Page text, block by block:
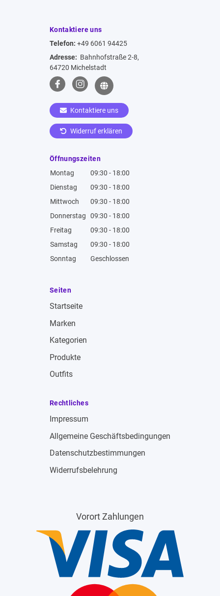
Kontaktiere uns
Telefon: +49 6061 94425
Adresse: Bahnhofstraße 2-8,
64720 Michelstadt
Kontaktiere uns
Widerruf erklären
Öffnungszeiten
Montag
09:30 - 18:00
Dienstag
09:30 - 18:00
Mittwoch
09:30 - 18:00
Donnerstag
09:30 - 18:00
Freitag
09:30 - 18:00
Samstag
09:30 - 18:00
Sonntag
Geschlossen
Seiten
Startseite
Marken
Kategorien
Produkte
Outfits
Rechtliches
Impressum
Allgemeine Geschäftsbedingungen
Datenschutzbestimmungen
Widerrufsbelehrung
Vorort Zahlungen